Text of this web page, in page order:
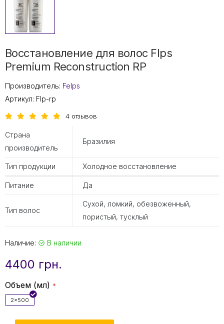
Восстановление для волос Flps
Premium Reconstruction RP
Производитель: Felps
Артикул: Flp-rp
4 отзывов
Страна
производитель
Бразилия
Тип продукции Холодное восстановление
Питание Да
Тип волос
Сухой, ломкий, обезвоженный,
пористый, тусклый
Наличие: В наличии
4400 грн.
Объем (мл)
2x500